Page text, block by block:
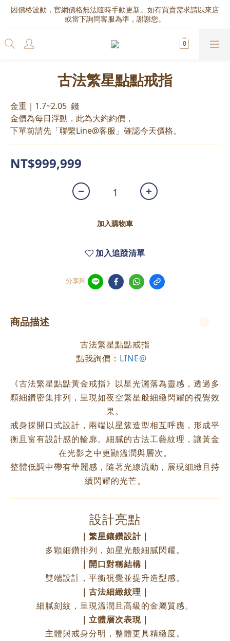
因價格波動，官網價格無法隨時手動更新。如有買賣需求請以來店
或當下詢問客服為準，謝謝您。
古法繁星點點戒指
金重｜1.7~2.05  錢
金價為每日浮動，此為大約約價，
下單前請先「聯繫Line@客服」確認今天價格。
NT$999,999
加入購物車
加入追蹤清單
分享到
商品描述
古法繁星點點戒指
點我詢價： LINE@
《古法繁星點點黃金戒指》以星光灑落為靈感，透過多
顆細鑽密集排列，呈現如夜空繁星般細緻閃耀的視覺效
果。
戒身採開口式設計，兩端以星簇造型相互呼應，形成平
衡且富有設計感的輪廓。細膩的古法工藝紋理，讓黃金
在光影之中更顯溫潤與層次。
整體低調中帶有華麗感，隨著光線流動，展現細緻且持
續閃耀的光芒。
設計亮點
｜繁星鑲鑽設計｜
多顆細鑽排列，如星光般細膩閃耀。
｜開口對稱結構｜
雙端設計，平衡視覺並提升造型感。
｜古法細緻紋理｜
細膩刻紋，呈現溫潤且高級的金屬質感。
｜立體層次表現｜
主體與戒身分明，整體更具精緻度。